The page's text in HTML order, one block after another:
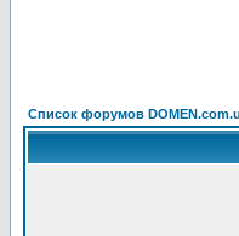
Список форумов